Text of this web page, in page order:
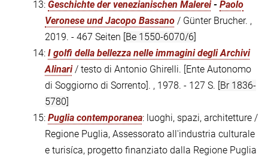
13: Geschichte der venezianischen Malerei- Paolo
Veronese und Jacopo Bassano / Günter Brucher. ,
2019. - 467 Seiten [Be 1550-6070/6]
14: I golfi della bellezza nelle immagini degli Archivi
Alinari/ testo di Antonio Ghirelli. [Ente Autonomo
di Soggiorno di Sorrento]. , 1978. - 127 S. [Br 1836-
5780]
15: Puglia contemporanea: luoghi, spazi, architetture /
Regione Puglia, Assessorato all'industria culturale
e turisíca, progetto finanziato dalla Regione Puglia